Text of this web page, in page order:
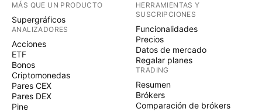
MÁS QUE UN PRODUCTO
Supergráficos
ANALIZADORES
Acciones
ETF
Bonos
Criptomonedas
Pares CEX
Pares DEX
Pine
HERRAMIENTAS Y
SUSCRIPCIONES
Funcionalidades
Precios
Datos de mercado
Regalar planes
TRADING
Resumen
Brókers
Comparación de brókers